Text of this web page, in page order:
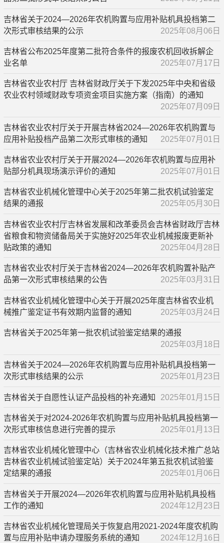
吉林省关于2024—2026年农机购置与应用补贴机具投档第二
次形式审核结果的公示
2025年08月06日
吉林省公布2025年度第二批符合条件的报废农机回收拆解企
业名单
2025年07月17日
吉林省农业农村厅 吉林省财政厅关于下发2025年中央和省级
农业农村领域财政专项资金项目实施方案（指南）的通知
2025年07月09日
吉林省农业农村厅关于开展吉林省2024—2026年农机购置与
应用补贴投档产品第二次形式审核的通知
2025年07月01日
吉林省农业农村厅关于开展2024—2026年农机购置与应用补
贴部分机具现场演示评价的通知
2025年07月01日
吉林省农业机械化管理中心关于2025年第二批农机试验鉴定
结果的通报
2025年05月30日
吉林省农业农村厅吉林省发展和改革委员会吉林省财政厅吉林
省粮食和物资储备局关于实施好2025年农业机械报废更新补
贴政策的通知
2025年04月28日
吉林省农业农村厅关于吉林省2024—2026年农机购置补贴产
品第一次形式审核结果的公告
2025年03月31日
吉林省农业机械化管理中心关于开展2025年度吉林省农业机
械推广鉴定证书有效期内监督的通知
2025年03月24日
吉林省关于2025年第一批农机试验鉴定结果的通报
2025年03月18日
吉林省关于2024—2026年农机购置与应用补贴机具投档第一
次形式审核结果的公示
2025年01月23日
吉林省关于自愿性认证产品投档的补充通知 2025年01月15日
吉林省关于对2024-2026年农机购置与应用补贴机具投档第一
次形式审核信息进行完善的提示
2025年01月13日
吉林省农业机械化管理中心（吉林省农业机械化技术推广总站
吉林省农业机械试验鉴定站）关于2024年第五批农机试验鉴
定结果的通报
2025年01月06日
吉林省关于开展2024—2026年农机购置与应用补贴机具投档
工作的通知
2024年12月23日
吉林省农业机械化管理局关于恢复启用2021-2024年度农机购
置与应用补贴申请办理服务系统的通知
2024年12月16日